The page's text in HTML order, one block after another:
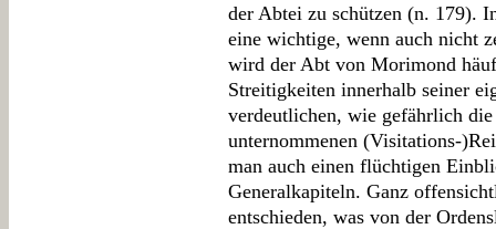
der Abtei zu schützen (n. 179).
eine wichtige, wenn auch nicht
wird der Abt von Morimond
Streitigkeiten innerhalb seiner
verdeutlichen, wie gefährlich
unternommenen (Visitations-
man auch einen flüchtigen
Generalkapiteln. Ganz
entschieden, was von der